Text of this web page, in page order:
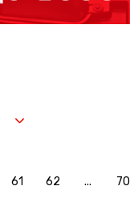
61 62 ... 70